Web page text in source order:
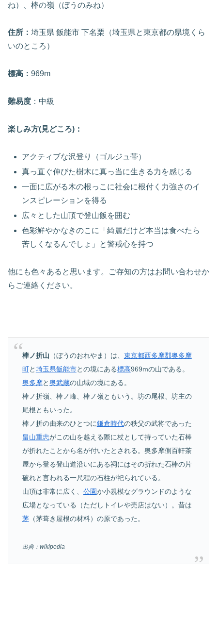
ね）、棒の嶺（ぼうのみね）
住所： 埼玉県 飯能市 下名栗（埼玉県と東京都の県境くら
いのところ）
標高： 969m
難易度 ：中級
楽しみ方(見どころ)：
アクティブな沢登り（ゴルジュ帯）
真っ直ぐ伸びた樹木に真っ当に生きる力を感じる
一面に広がる木の根っこに社会に根付く力強さのイ
ンスピレーションを得る
広々とした山頂で登山飯を囲む
色彩鮮やかなきのこに「綺麗だけど本当は食べたら
苦しくなるんでしょ」と警戒心を持つ
他にも色々あると思います。ご存知の方はお問い合わせか
らご連絡ください。
棒ノ折山 （ぼうのおれやま）は、 東京都西多摩郡奥多摩
町と埼玉県飯能市との境にある標高969mの山である。
奥多摩と奥武蔵の山域の境にある。
棒ノ折嶺、棒ノ峰、棒ノ嶺ともいう。坊の尾根、坊主の
尾根ともいった。
棒ノ折の由来のひとつに鎌倉時代の秩父の武将であった
畠山重忠がこの山を越える際に杖として持っていた石棒
が折れたことから名が付いたとされる。奥多摩側百軒茶
屋から登る登山道沿いにある祠にはその折れた石棒の片
破れと言われる一尺程の石柱が祀られている。
山頂は非常に広く、 公園か小規模なグラウンドのような
広場となっている（ただしトイレや売店はない）。昔は
茅（茅葺き屋根の材料）の原であった。
出典：wikipedia